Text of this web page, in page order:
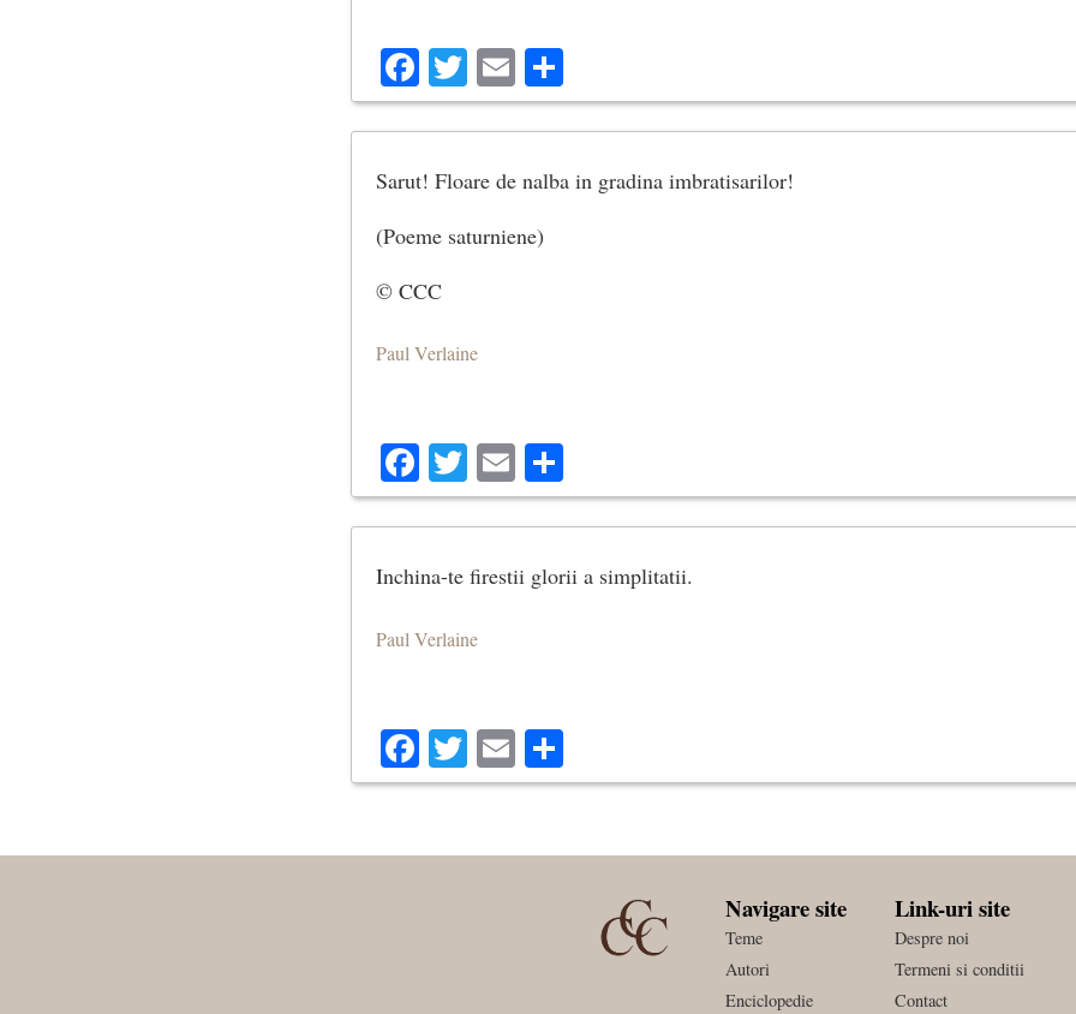
Facebook
Twitter
Email
Sarut! Floare de nalba in gradina imbratisarilor!
(Poeme saturniene)
© CCC
Paul Verlaine
Facebook
Twitter
Email
Inchina-te firestii glorii a simplitatii.
Paul Verlaine
Facebook
Twitter
Email
Navigare site
Teme
Autori
Enciclopedie
Link-uri site
Despre noi
Termeni si conditii
Contact